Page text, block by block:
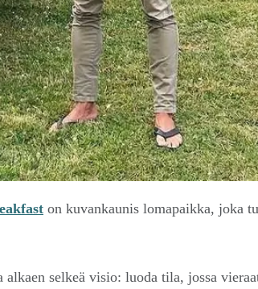
on kuvankaunis lomapaikka, joka
selkeä visio: luoda tila, jossa